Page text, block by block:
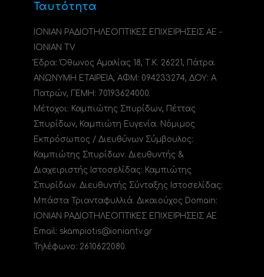
Ταυτότητα
ΙΟΝΙΑΝ ΡΑΔΙΟΤΗΛΕΟΠΤΙΚΕΣ ΕΠΙΧΕΙΡΗΣΕΙΣ ΑΕ -
IONIAN TV
Έδρα: Όθωνος Αμαλίας 18, Τ.Κ. 26221, Πάτρα.
ΑΝΩΝΥΜΗ ΕΤΑΙΡΕΙΑ, ΑΦΜ: 094233274, ΔΟΥ: A
Πατρών, ΓΕΜΗ: 70193624000.
Μέτοχοι: Καμπιώτης Σπυρίδων, Πέττας
Σπυρίδων, Καμπιώτη Ευγενία. Νόμιμος
Εκπρόσωπος / Διευθύνων Σύμβουλος:
Καμπιώτης Σπυρίδων. Διευθυντής &
Διαχειριστής Ιστοσελίδας: Καμπιώτης
Σπυρίδων. Διευθυντής Σύνταξης Ιστοσελίδας:
Μπάστα Τριανταφυλλιά. Δικαιούχος Domain:
ΙΟΝΙΑΝ ΡΑΔΙΟΤΗΛΕΟΠΤΙΚΕΣ ΕΠΙΧΕΙΡΗΣΕΙΣ ΑΕ
Email: skampiotis@ioniantv.gr
Τηλέφωνο: 2610622080.